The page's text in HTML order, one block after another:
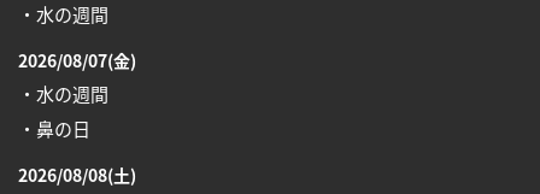
・水の週間
2026/08/07(金)
・水の週間
・鼻の日
2026/08/08(土)